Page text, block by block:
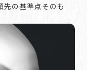
の基準点そのも